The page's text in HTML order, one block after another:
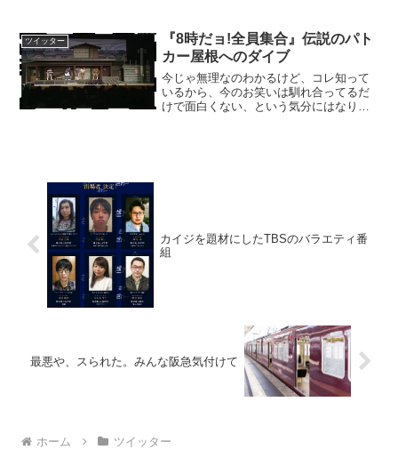
ツイッター
『8時だョ!全員集合』伝説のパト
カー屋根へのダイブ
今じゃ無理なのわかるけど、コレ知って
いるから、今のお笑いは馴れ合ってるだ
けで面白くない、という気分にはなりま
カイジを題材にしたTBSのバラエティ番
組
最悪や、スられた。みんな阪急気付けて
ホーム ツイッター